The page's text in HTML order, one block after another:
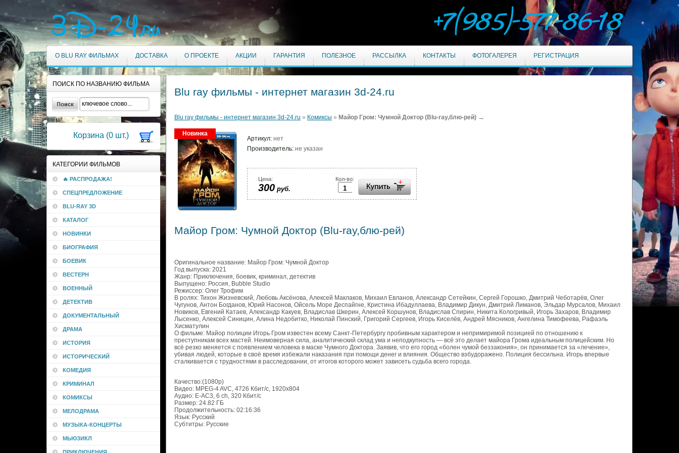
+7(985)-577-86-18
О BLU RAY ФИЛЬМАХ ДОСТАВКА О ПРОЕКТЕ АКЦИИ ГАРАНТИЯ ПОЛЕЗНОЕ РАССЫЛКА КОНТАКТЫ ФОТОГАЛЕРЕЯ РЕГИСТРАЦИЯ
ПОИСК ПО НАЗВАНИЮ ФИЛЬМА
Корзина (0 шт.)
КАТЕГОРИИ ФИЛЬМОВ
🔥 РАСПРОДАЖА!
СПЕЦПРЕДЛОЖЕНИЕ
BLU-RAY 3D
КАТАЛОГ
НОВИНКИ
БИОГРАФИЯ
БОЕВИК
ВЕСТЕРН
ВОЕННЫЙ
ДЕТЕКТИВ
ДОКУМЕНТАЛЬНЫЙ
ДРАМА
ИСТОРИЯ
ИСТОРИЧЕСКИЙ
КОМЕДИЯ
КРИМИНАЛ
КОМИКСЫ
МЕЛОДРАМА
МУЗЫКА-КОНЦЕРТЫ
МЬЮЗИКЛ
Blu ray фильмы - интернет магазин 3d-24.ru
Blu ray фильмы - интернет магазин 3d-24.ru » Комиксы » Майор Гром: Чумной Доктор (Blu-ray,блю-рей) →
Новинка
Артикул: нет
Производитель: не указан
Кол-во:
Цена:
300 руб.
Майор Гром: Чумной Доктор (Blu-ray,блю-рей)
Оригинальное название: Майор Гром: Чумной Доктор
Год выпуска: 2021
Жанр: Приключения, боевик, криминал, детектив
Выпущено: Россия, Bubble Studio
Режиссер: Олег Трофим
В ролях: Тихон Жизневский, Любовь Аксёнова, Алексей Маклаков, Михаил Евланов, Александр Сетейкин, Сергей Горошко, Дмитрий Чеботарёв, Олег
Чугунов, Антон Богданов, Юрий Насонов, Ойсель Море Деспайгне, Кристина Ибадуллаева, Владимир Дикун, Дмитрий Лиманов, Эльдар Мурсалов, Михаил
Новиков, Евгений Катаев, Александр Какуев, Владислав Шкерин, Алексей Коршунов, Владислав Спирин, Никита Кологривый, Игорь Захаров, Владимир
Лысенко, Алексей Синицин, Алина Недобитко, Николай Пинский, Григорий Сергеев, Игорь Киселёв, Андрей Мясников, Ангелина Тимофеева, Рафаэль
Хисматулин
О фильме: Майор полиции Игорь Гром известен всему Санкт-Петербургу пробивным характером и непримиримой позицией по отношению к
преступникам всех мастей. Неимоверная сила, аналитический склад ума и неподкупность — всё это делает майора Грома идеальным полицейским. Но
всё резко меняется с появлением человека в маске Чумного Доктора. Заявив, что его город «болен чумой беззакония», он принимается за «лечение»,
убивая людей, которые в своё время избежали наказания при помощи денег и влияния. Общество взбудоражено. Полиция бессильна. Игорь впервые
сталкивается с трудностями в расследовании, от итогов которого может зависеть судьба всего города.
Качество:(1080p)
Видео: MPEG-4 AVC, 4726 Кбит/с, 1920х804
Аудио: E-AC3, 6 ch, 320 Кбит/с
Размер: 24.82 ГБ
Продолжительность: 02:16:36
Язык: Русский
Субтитры: Русские